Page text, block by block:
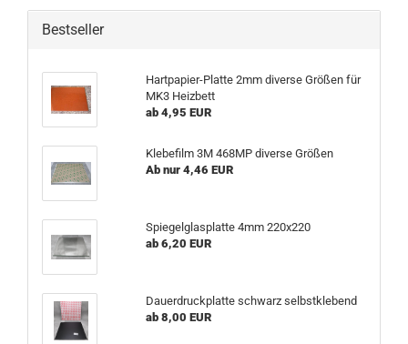
Bestseller
Hartpapier-Platte 2mm diverse Größen für
MK3 Heizbett
ab 4,95 EUR
Klebefilm 3M 468MP diverse Größen
Ab nur 4,46 EUR
Spiegelglasplatte 4mm 220x220
ab 6,20 EUR
Dauerdruckplatte schwarz selbstklebend
ab 8,00 EUR